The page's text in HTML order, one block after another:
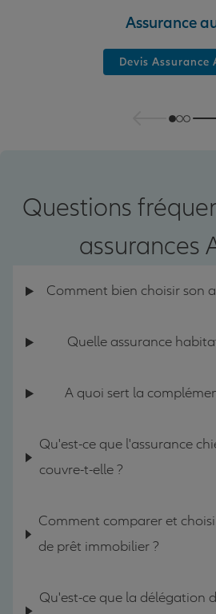
Assurance
Devis Assurance
Questions
assurances
Comment bien choisir son
Quelle assurance
A quoi sert la
Qu'est-ce que l'assurance
couvre-t-elle ?
Comment comparer et
de prêt immobilier ?
Qu'est-ce que la délégation